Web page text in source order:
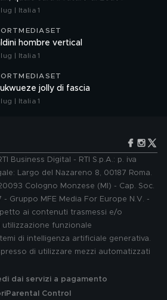
| Italia 1
hombre vertical
| Italia 1
jolly di fascia
| Italia 1
Business Digital - RTI S.p.A.: p. iva
Largo del Nazareno 8, 00187 Roma.
Cologno Monzese (MI) - Cap. Soc.
Gruppo MFE Media For Europe N.V. -
ai contenuti trasmessi e/o
funzionale
di intelligenza artificiale generativa.
di utilizzare mezzi automatizzati
dai servizi a pagamento
Parental Control